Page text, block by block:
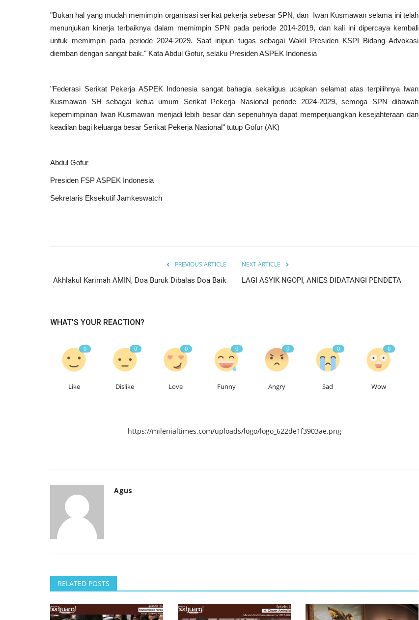
"Bukan hal yang mudah memimpin organisasi serikat pekerja sebesar SPN, dan Iwan Kusmawan selama ini telah
menunjukan kinerja terbaiknya dalam memimpin SPN pada periode 2014-2019, dan kali ini dipercaya kembali
untuk memimpin pada periode 2024-2029. Saat inipun tugas sebagai Wakil Presiden KSPI Bidang Advokasi
diemban dengan sangat baik." Kata Abdul Gofur, selaku Presiden ASPEK Indonesia
"Federasi Serikat Pekerja ASPEK Indonesia sangat bahagia sekaligus ucapkan selamat atas terpilihnya Iwan
Kusmawan SH sebagai ketua umum Serikat Pekerja Nasional periode 2024-2029, semoga SPN dibawah
kepemimpinan Iwan Kusmawan menjadi lebih besar dan sepenuhnya dapat memperjuangkan kesejahteraan dan
keadilan bagi keluarga besar Serikat Pekerja Nasional" tutup Gofur (AK)
Abdul Gofur
Presiden FSP ASPEK Indonesia
Sekretaris Eksekutif Jamkeswatch
PREVIOUS ARTICLE
Akhlakul Karimah AMIN, Doa Buruk Dibalas Doa Baik
NEXT ARTICLE
LAGI ASYIK NGOPI, ANIES DIDATANGI PENDETA
WHAT'S YOUR REACTION?
0
Like
0
Dislike
0
Love
0
Funny
0
Angry
0
Sad
0
Wow
https://milenialtimes.com/uploads/logo/logo_622de1f3903ae.png
Agus
RELATED POSTS
Perkebunan & Perikanan
KSBSI
Agus Aug 5, 2023 0 679
Maritim